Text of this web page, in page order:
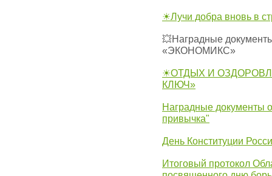
☀Лучи добра вновь в
💥Наградные
«ЭКОНОМИКС»
☀ОТДЫХ И
КЛЮЧ»
Наградные документы
привычка"
День Конституции
Итоговый протокол